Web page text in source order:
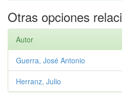
Otras opciones
Autor
Guerra, José Antonio
Herranz, Julio